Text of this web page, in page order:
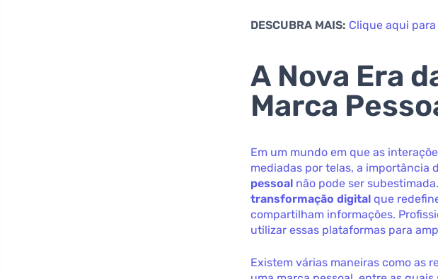
DESCUBRA MAIS: Clique aqui
A Nova Era
Marca
Em um mundo em que as
mediadas por telas, a importância
pessoal não pode ser
transformação digital que
compartilham informações.
utilizar essas plataformas para
Existem várias maneiras como as